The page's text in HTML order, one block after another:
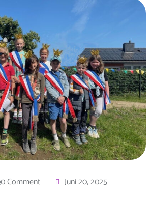
0 Comment Juni 20, 2025